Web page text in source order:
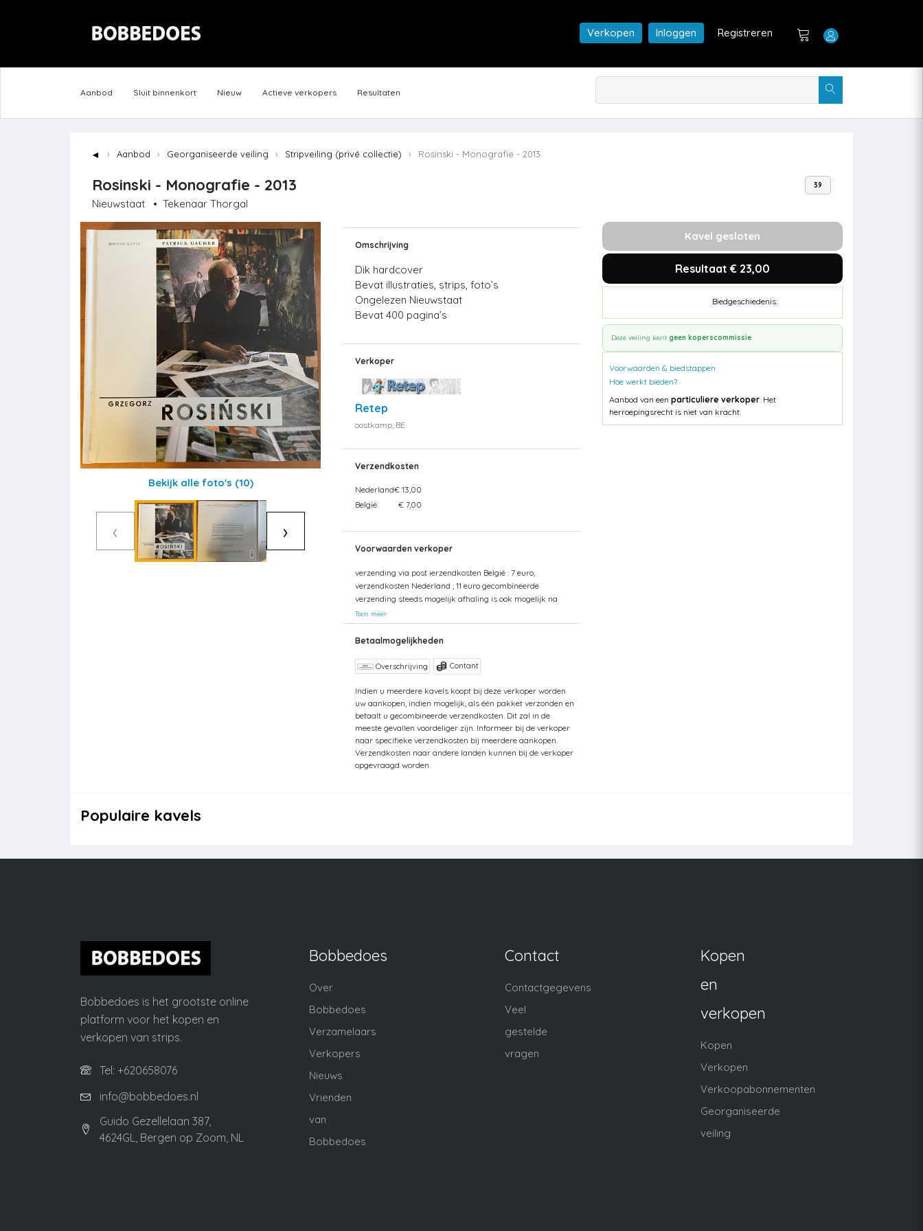
Verkopen Inloggen Registreren
Aanbod Sluit binnenkort Nieuw Actieve verkopers Resultaten
◄ Aanbod Georganiseerde veiling Stripveiling (privé collectie) Rosinski - Monografie - 2013
Rosinski - Monografie - 2013
Nieuwstaat • Tekenaar Thorgal
39
Bekijk alle foto's (10)
‹ ›
Omschrijving
Dik hardcover
Bevat illustraties, strips, foto’s
Ongelezen Nieuwstaat
Bevat 400 pagina’s
Verkoper
Retep
oostkamp, BE
Verzendkosten
Nederland€ 13,00
België
€ 7,00
Voorwaarden verkoper
verzending via post ierzendkosten België : 7 euro,
verzendkosten Nederland ; 11 euro gecombineerde
verzending steeds mogelijk afhaling is ook mogelijk na
afspraak
Toon meer
Betaalmogelijkheden
Overschrijving Contant
Indien u meerdere kavels koopt bij deze verkoper worden
uw aankopen, indien mogelijk, als één pakket verzonden en
betaalt u gecombineerde verzendkosten. Dit zal in de
meeste gevallen voordeliger zijn. Informeer bij de verkoper
naar specifieke verzendkosten bij meerdere aankopen.
Verzendkosten naar andere landen kunnen bij de verkoper
opgevraagd worden.
Kavel gesloten
Resultaat € 23,00
Biedgeschiedenis:
Deze veiling kent geen koperscommissie.
Voorwaarden & biedstappen
Hoe werkt bieden?
Aanbod van een particuliere verkoper. Het
herroepingsrecht is niet van kracht.
Populaire kavels
Bobbedoes is het grootste online
platform voor het kopen en
verkopen van strips.
Tel: +620658076
info@bobbedoes.nl
Guido Gezellelaan 387,
4624GL, Bergen op Zoom, NL
Bobbedoes
Over
Bobbedoes
Verzamelaars
Verkopers
Nieuws
Vrienden
van
Bobbedoes
Contact
Contactgegevens
Veel
gestelde
vragen
Kopen
en
verkopen
Kopen
Verkopen
Verkoopabonnementen
Georganiseerde
veiling